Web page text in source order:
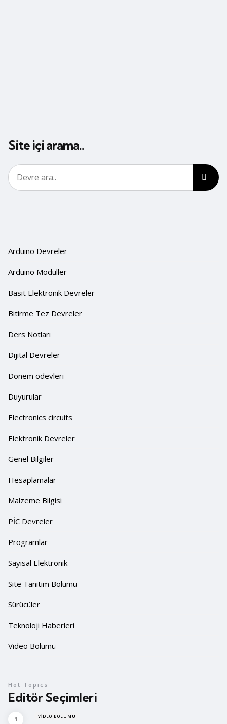
Site içi arama..
Arduino Devreler
Arduino Modüller
Basit Elektronik Devreler
Bitirme Tez Devreler
Ders Notları
Dijital Devreler
Dönem ödevleri
Duyurular
Electronics circuits
Elektronik Devreler
Genel Bilgiler
Hesaplamalar
Malzeme Bilgisi
PİC Devreler
Programlar
Sayısal Elektronik
Site Tanıtım Bölümü
Sürücüler
Teknoloji Haberleri
Video Bölümü
Editör Seçimleri
Hot Topics
VIDEO BÖLÜMÜ